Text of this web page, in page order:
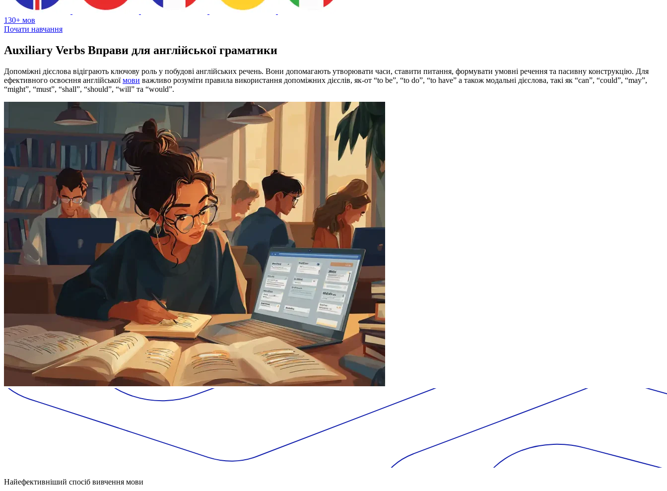
130+ мов
Почати навчання
Auxiliary Verbs Вправи для англійської граматики
Допоміжні дієслова відіграють ключову роль у побудові англійських речень. Вони допомагають утворювати часи, ставити питання, формувати умовні речення та пасивну конструкцію. Для
ефективного освоєння англійськоїмови важливо розуміти правила використання допоміжних дієслів, як-от “to be”, “to do”, “to have” а також модальні дієслова, такі як “can”, “could”, “may”,
“might”, “must”, “shall”, “should”, “will” та “would”.
Найефективніший спосіб вивчення мови